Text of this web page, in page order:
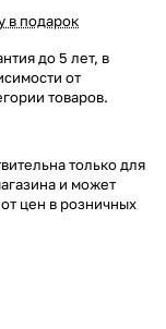
в подарок
до 5 лет, в
от
товаров.
только для
и может
от цен в розничных